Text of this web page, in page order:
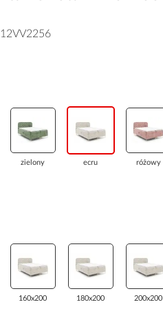
zielony ecru różowy
160x200 180x200 200x200